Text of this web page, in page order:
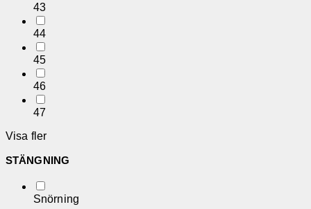
43
44
45
46
47
Visa fler
STÄNGNING
Snörning